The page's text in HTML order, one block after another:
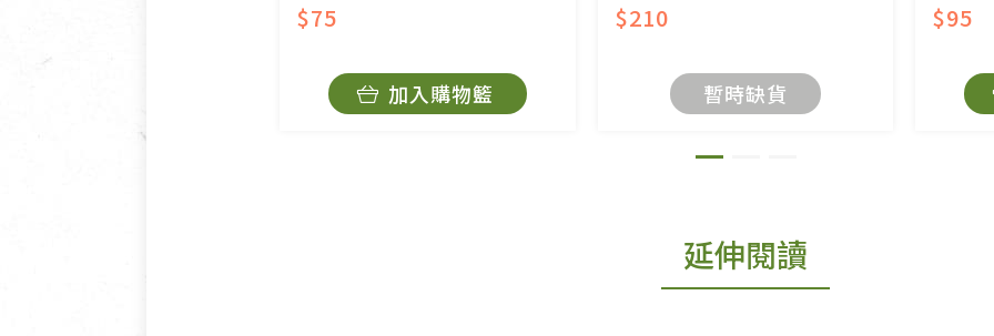
$75
加入購物籃
$210
暫時缺貨
$95
延伸閱讀